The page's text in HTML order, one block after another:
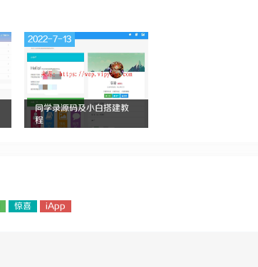
同学录源码及小白搭建教
程
2022-7-13
惊喜 iApp